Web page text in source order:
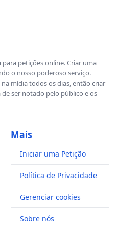
petições online. Criar uma
o nosso poderoso serviço.
mídia todos os dias, então criar
ser notado pelo público e os
Mais
Iniciar uma Petição
Política de Privacidade
Gerenciar cookies
Sobre nós